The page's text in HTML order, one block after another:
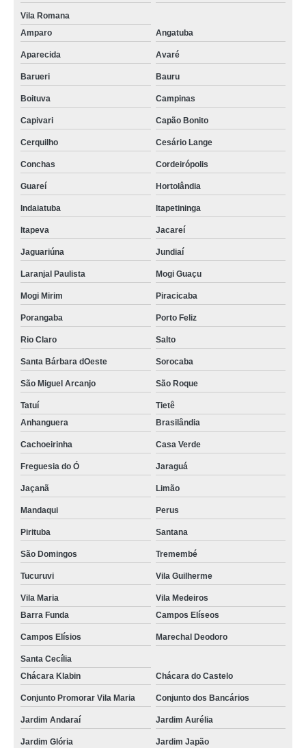
Vila Romana
Amparo
Angatuba
Aparecida Avaré
Barueri Bauru
Boituva Campinas
Capivari Capão Bonito
Cerquilho Cesário Lange
Conchas Cordeirópolis
Guareí Hortolândia
Indaiatuba Itapetininga
Itapeva Jacareí
Jaguariúna Jundiaí
Laranjal Paulista Mogi Guaçu
Mogi Mirim Piracicaba
Porangaba Porto Feliz
Rio Claro Salto
Santa Bárbara dOeste Sorocaba
São Miguel Arcanjo São Roque
Tatuí
Tietê
Anhanguera
Brasilândia
Cachoeirinha Casa Verde
Freguesia do Ó Jaraguá
Jaçanã Limão
Mandaqui Perus
Pirituba Santana
São Domingos Tremembé
Tucuruvi Vila Guilherme
Vila Maria
Vila Medeiros
Barra Funda
Campos Elíseos
Campos Elísios Marechal Deodoro
Santa Cecília
Chácara Klabin
Chácara do Castelo
Conjunto Promorar Vila Maria Conjunto dos Bancários
Jardim Andaraí Jardim Aurélia
Jardim Glória Jardim Japão